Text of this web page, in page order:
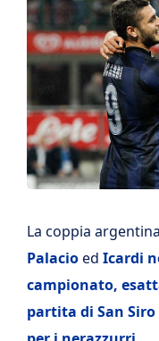
La coppia
Palacioed Icardi
campionato,
partita di San